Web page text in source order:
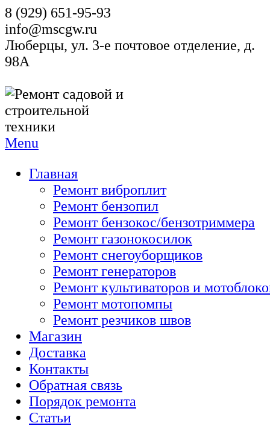
8 (929) 651-95-93
info@mscgw.ru
Люберцы, ул. 3-е почтовое отделение, д.
98А
Menu
Главная
Ремонт виброплит
Ремонт бензопил
Ремонт бензокос/бензотриммера
Ремонт газонокосилок
Ремонт снегоуборщиков
Ремонт генераторов
Ремонт культиваторов и
Ремонт мотопомпы
Ремонт резчиков швов
Магазин
Доставка
Контакты
Обратная связь
Порядок ремонта
Статьи